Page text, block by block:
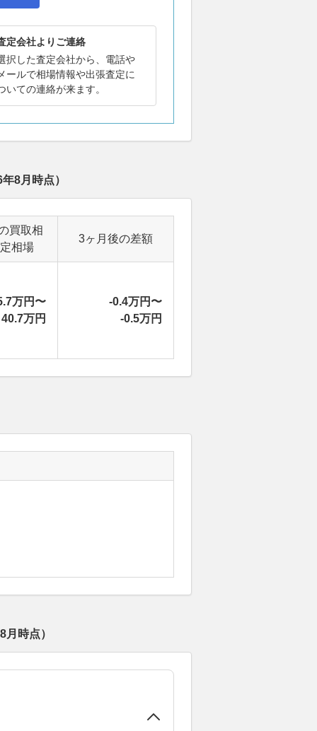
定会社よりご連絡
択した査定会社から、電話や
ールで相場情報や出張査定に
いての連絡が来ます。
8月 時点）
買取相
相場
3ヶ月後の差額
万円〜
40.7万円
-0.4万円〜
-0.5万円
月 時点）